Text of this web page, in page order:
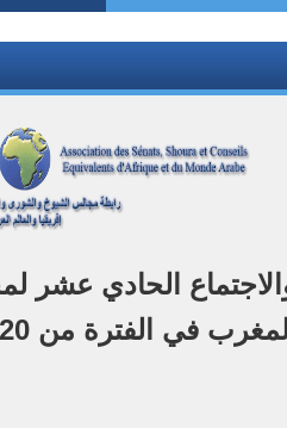
الحادي عشر
المغرب في الفترة من 20-21 سبتمبر 2017م